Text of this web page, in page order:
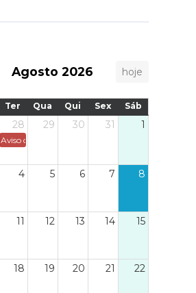
Agosto 2026 hoje
Ter Qua Qui Sex Sáb
28
Aviso de interrupção / perturbação do
29 30 31 1
4 5 6 7 8
11 12 13 14 15
18 19 20 21 22